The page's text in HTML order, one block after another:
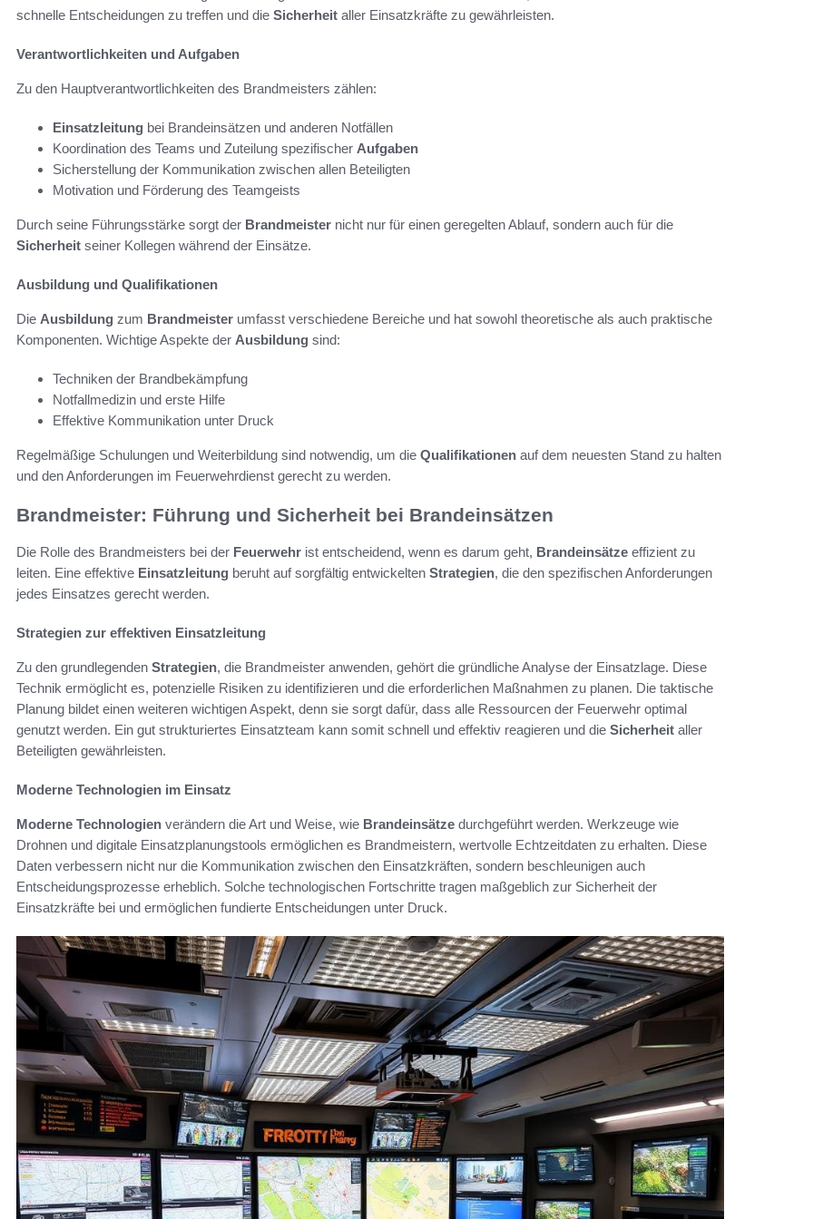
schnelle Entscheidungen zu treffen und die Sicherheit aller Einsatzkräfte zu gewährleisten.
Verantwortlichkeiten und Aufgaben
Zu den Hauptverantwortlichkeiten des Brandmeisters zählen:
Einsatzleitung bei Brandeinsätzen und anderen Notfällen
Koordination des Teams und Zuteilung spezifischer Aufgaben
Sicherstellung der Kommunikation zwischen allen Beteiligten
Motivation und Förderung des Teamgeists
Durch seine Führungsstärke sorgt der Brandmeister nicht nur für einen geregelten Ablauf, sondern auch für die
Sicherheit seiner Kollegen während der Einsätze.
Ausbildung und Qualifikationen
Die Ausbildung zum Brandmeister umfasst verschiedene Bereiche und hat sowohl theoretische als auch praktische
Komponenten. Wichtige Aspekte der Ausbildung sind:
Techniken der Brandbekämpfung
Notfallmedizin und erste Hilfe
Effektive Kommunikation unter Druck
Regelmäßige Schulungen und Weiterbildung sind notwendig, um die Qualifikationen auf dem neuesten Stand zu halten
und den Anforderungen im Feuerwehrdienst gerecht zu werden.
Brandmeister: Führung und Sicherheit bei Brandeinsätzen
Die Rolle des Brandmeisters bei der Feuerwehr ist entscheidend, wenn es darum geht, Brandeinsätze effizient zu
leiten. Eine effektive Einsatzleitung beruht auf sorgfältig entwickelten Strategien, die den spezifischen Anforderungen
jedes Einsatzes gerecht werden.
Strategien zur effektiven Einsatzleitung
Zu den grundlegenden Strategien, die Brandmeister anwenden, gehört die gründliche Analyse der Einsatzlage. Diese
Technik ermöglicht es, potenzielle Risiken zu identifizieren und die erforderlichen Maßnahmen zu planen. Die taktische
Planung bildet einen weiteren wichtigen Aspekt, denn sie sorgt dafür, dass alle Ressourcen der Feuerwehr optimal
genutzt werden. Ein gut strukturiertes Einsatzteam kann somit schnell und effektiv reagieren und die Sicherheit aller
Beteiligten gewährleisten.
Moderne Technologien im Einsatz
Moderne Technologien verändern die Art und Weise, wie Brandeinsätze durchgeführt werden. Werkzeuge wie
Drohnen und digitale Einsatzplanungstools ermöglichen es Brandmeistern, wertvolle Echtzeitdaten zu erhalten. Diese
Daten verbessern nicht nur die Kommunikation zwischen den Einsatzkräften, sondern beschleunigen auch
Entscheidungsprozesse erheblich. Solche technologischen Fortschritte tragen maßgeblich zur Sicherheit der
Einsatzkräfte bei und ermöglichen fundierte Entscheidungen unter Druck.